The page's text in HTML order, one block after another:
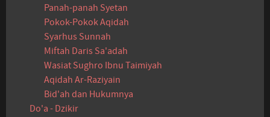
Panah-panah Syetan
Pokok-Pokok Aqidah
Syarhus Sunnah
Miftah Daris Sa'adah
Wasiat Sughro Ibnu Taimiyah
Aqidah Ar-Raziyain
Bid'ah dan Hukumnya
Do'a - Dzikir